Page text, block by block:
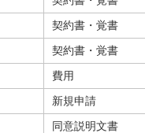
契約書・覚書
契約書・覚書
費用
新規申請
同意説明文書